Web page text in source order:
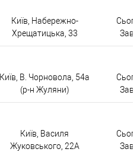
Київ, Набережно-
Хрещатицька, 33
Київ, В. Чорновола, 54а
(р-н Жуляни)
Київ, Василя
Жуковського, 22А